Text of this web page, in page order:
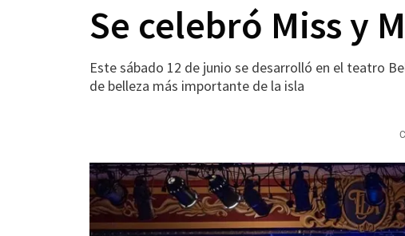
Se celebró Miss y
Este sábado 12 de junio se desarrolló en el teatro
de belleza más importante de la isla